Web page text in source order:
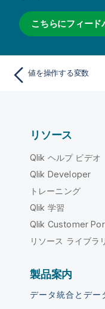
こちらにフィー
値を操作する変数
リソース
Qlik ヘルプ ビデオ
Qlik Developer
トレーニング
Qlik 学習
Qlik Customer
リソース ライブラ
製品案内
データ統合とデー